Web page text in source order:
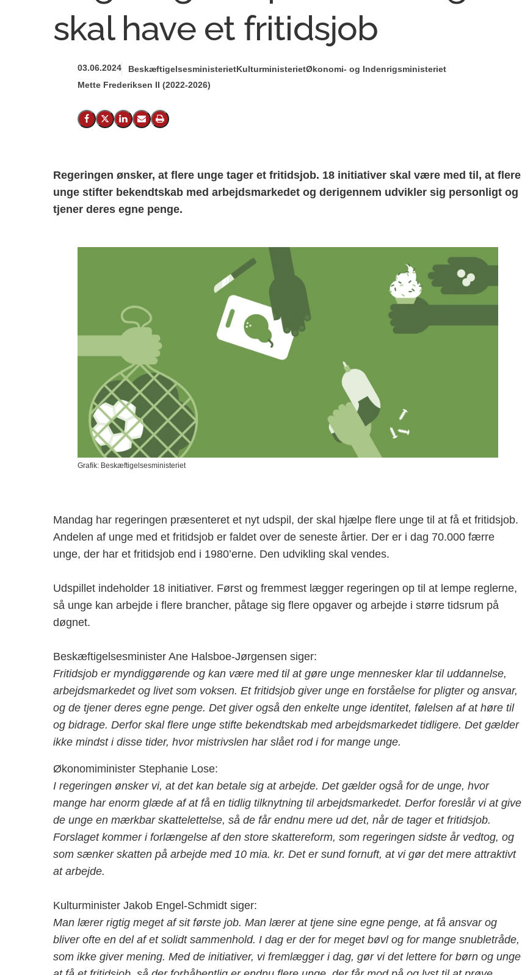
skal have et fritidsjob
03.06.2024 BeskæftigelsesministerietKulturministerietØkonomi- og Indenrigsministeriet
Mette Frederiksen II (2022-2026)
Del på Facebook
Del på X (Twitter)
Del på LinkedIn
Send email
Print
Regeringen ønsker, at flere unge tager et fritidsjob. 18 initiativer skal være med til, at flere
unge stifter bekendtskab med arbejdsmarkedet og derigennem udvikler sig personligt og
tjener deres egne penge.
Grafik: Beskæftigelsesministeriet
Mandag har regeringen præsenteret et nyt udspil, der skal hjælpe flere unge til at få et fritidsjob.
Andelen af unge med et fritidsjob er faldet over de seneste årtier. Der er i dag 70.000 færre
unge, der har et fritidsjob end i 1980’erne. Den udvikling skal vendes.
Udspillet indeholder 18 initiativer. Først og fremmest lægger regeringen op til at lempe reglerne,
så unge kan arbejde i flere brancher, påtage sig flere opgaver og arbejde i større tidsrum på
døgnet.
Beskæftigelsesminister Ane Halsboe-Jørgensen siger:
Fritidsjob er myndiggørende og kan være med til at gøre unge mennesker klar til uddannelse,
arbejdsmarkedet og livet som voksen. Et fritidsjob giver unge en forståelse for pligter og ansvar,
og de tjener deres egne penge. Det giver også den enkelte unge identitet, følelsen af at høre til
og bidrage. Derfor skal flere unge stifte bekendtskab med arbejdsmarkedet tidligere. Det gælder
ikke mindst i disse tider, hvor mistrivslen har slået rod i for mange unge.
Økonomiminister Stephanie Lose:
I regeringen ønsker vi, at det kan betale sig at arbejde. Det gælder også for de unge, hvor
mange har enorm glæde af at få en tidlig tilknytning til arbejdsmarkedet. Derfor foreslår vi at give
de unge en mærkbar skattelettelse, så de får endnu mere ud det, når de tager et fritidsjob.
Forslaget kommer i forlængelse af den store skattereform, som regeringen sidste år vedtog, og
som sænker skatten på arbejde med 10 mia. kr. Det er sund fornuft, at vi gør det mere attraktivt
at arbejde.
Kulturminister Jakob Engel-Schmidt siger:
Man lærer rigtig meget af sit første job. Man lærer at tjene sine egne penge, at få ansvar og
bliver ofte en del af et solidt sammenhold. I dag er der for meget bøvl og for mange snubletråde,
som ikke giver mening. Med de initiativer, vi fremlægger i dag, gør vi det lettere for børn og unge